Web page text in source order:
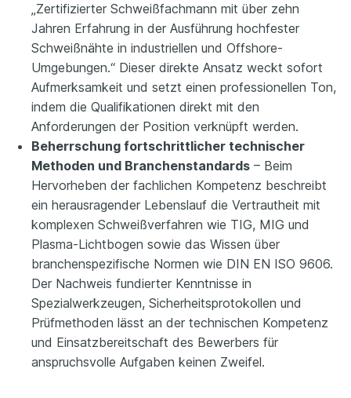
„Zertifizierter Schweißfachmann mit über zehn
Jahren Erfahrung in der Ausführung hochfester
Schweißnähte in industriellen und Offshore-
Umgebungen.“ Dieser direkte Ansatz weckt sofort
Aufmerksamkeit und setzt einen professionellen Ton,
indem die Qualifikationen direkt mit den
Anforderungen der Position verknüpft werden.
Beherrschung fortschrittlicher technischer
Methoden und Branchenstandards – Beim
Hervorheben der fachlichen Kompetenz beschreibt
ein herausragender Lebenslauf die Vertrautheit mit
komplexen Schweißverfahren wie TIG, MIG und
Plasma-Lichtbogen sowie das Wissen über
branchenspezifische Normen wie DIN EN ISO 9606.
Der Nachweis fundierter Kenntnisse in
Spezialwerkzeugen, Sicherheitsprotokollen und
Prüfmethoden lässt an der technischen Kompetenz
und Einsatzbereitschaft des Bewerbers für
anspruchsvolle Aufgaben keinen Zweifel.